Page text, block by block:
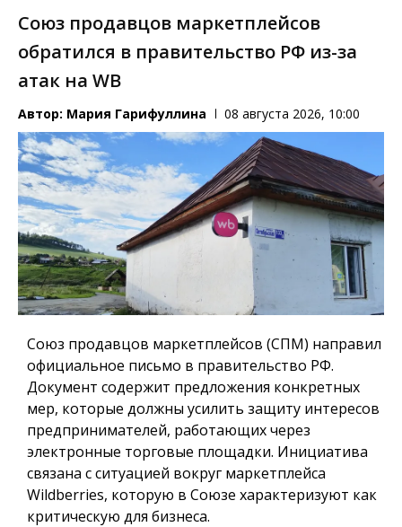
Союз продавцов маркетплейсов
обратился в правительство РФ из-за
атак на WB
Автор: Мария Гарифуллина 08 августа 2026, 10:00
Союз продавцов маркетплейсов (СПМ) направил
официальное письмо в правительство РФ.
Документ содержит предложения конкретных
мер, которые должны усилить защиту интересов
предпринимателей, работающих через
электронные торговые площадки. Инициатива
связана с ситуацией вокруг маркетплейса
Wildberries, которую в Союзе характеризуют как
критическую для бизнеса.